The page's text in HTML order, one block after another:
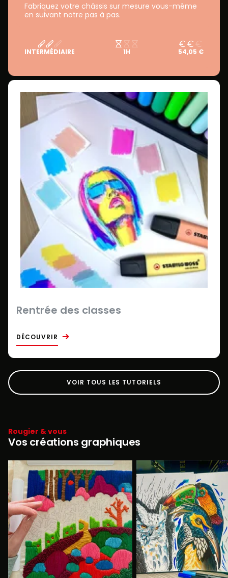
Fabriquez votre châssis sur mesure vous-même
en suivant notre pas à pas.
INTERMÉDIAIRE 1H 54,05 €
Rentrée des classes
DÉCOUVRIR
VOIR TOUS LES TUTORIELS
Rougier & vous
Vos créations graphiques